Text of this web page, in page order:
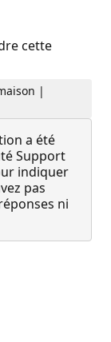
cette
|
a été
Support
indiquer
pas
ni